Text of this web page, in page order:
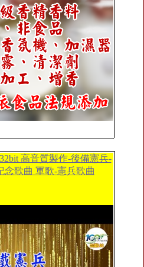
高音質製作-後備憲兵-
念歌曲 軍歌-憲兵歌曲